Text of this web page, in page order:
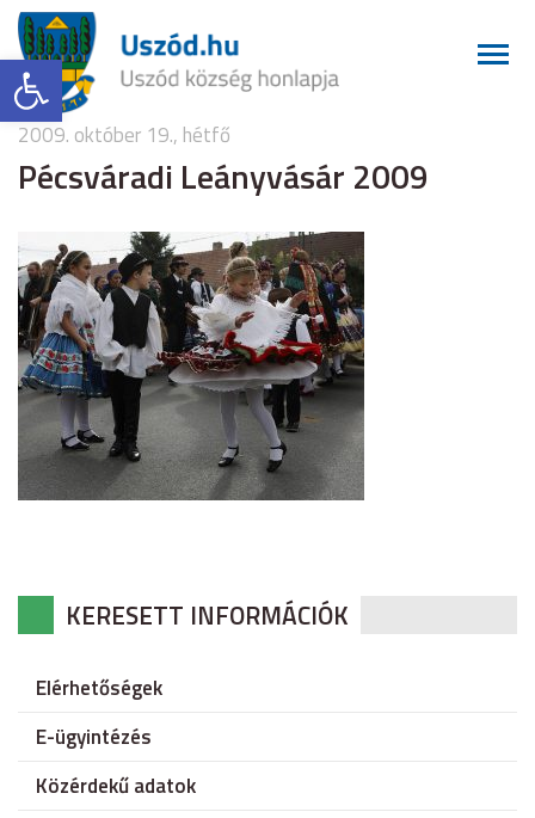
Eszköztár megnyitása
2009. október 19., hétfő
Pécsváradi Leányvásár 2009
KERESETT INFORMÁCIÓK
Elérhetőségek
E-ügyintézés
Közérdekű adatok